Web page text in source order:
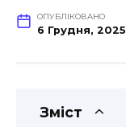
ОПУБЛІКОВАНО
6 Грудня, 2025
Зміст